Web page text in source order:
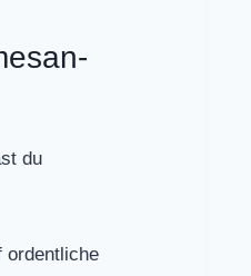
du
ordentliche